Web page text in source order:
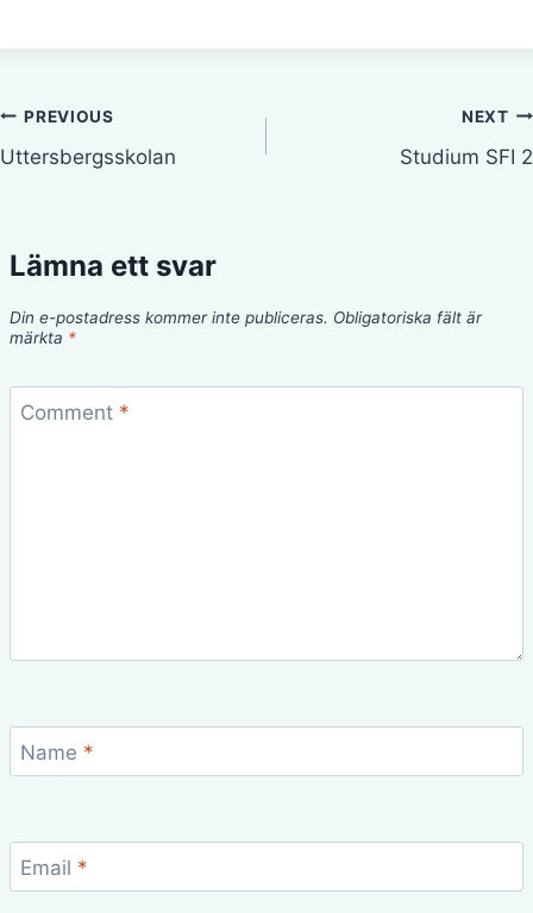
Inläggsnavigering
PREVIOUS
Uttersbergsskolan
NEXT
Studium SFI 2
Lämna ett svar
Din e-postadress kommer inte publiceras. Obligatoriska fält är
märkta *
Comment *
Name *
Email *